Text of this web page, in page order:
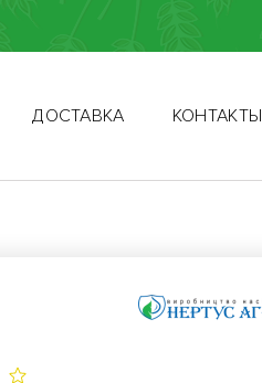
ДОСТАВКА КОНТАКТЫ